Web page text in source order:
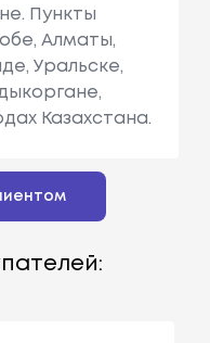
Пункты
Алматы,
Уральске,
Казахстана.